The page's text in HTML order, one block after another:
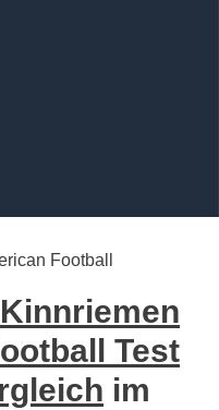
Football
Kinnriemen
Test
im